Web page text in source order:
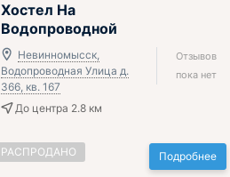
Хостел На
Водопроводной
Невинномысск,
Водопроводная Улица д.
366, кв. 167
До центра 2.8 км
Отзывов
пока нет
РАСПРОДАНО Подробнее